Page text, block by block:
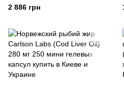
2 886 грн